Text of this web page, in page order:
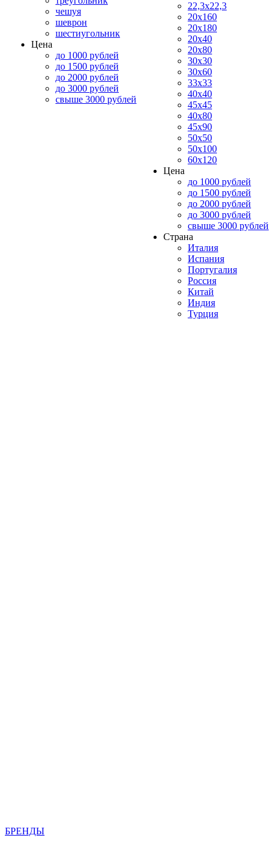
чешуя
шеврон
шестиугольник
Цена
до 1000 рублей
до 1500 рублей
до 2000 рублей
до 3000 рублей
свыше 3000 рублей
22,3x22,3
20x160
20x180
20x40
20x80
30x30
30x60
33x33
40x40
45x45
40x80
45x90
50x50
50x100
60x120
Цена
до 1000 рублей
до 1500 рублей
до 2000 рублей
до 3000 рублей
свыше 3000 рублей
Страна
Италия
Испания
Португалия
Россия
Китай
Индия
Турция
БРЕНДЫ